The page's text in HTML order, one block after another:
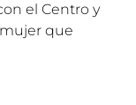
el Centro y
que